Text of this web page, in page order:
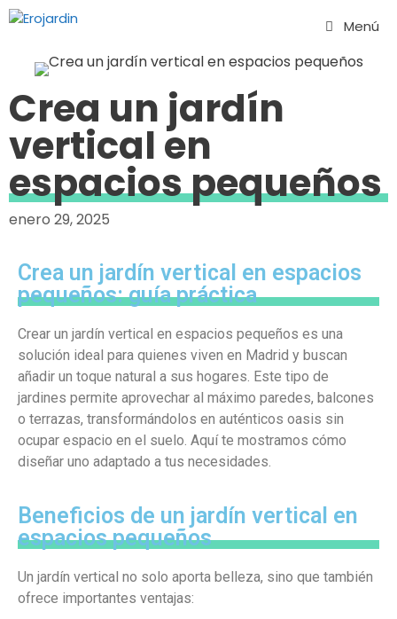
Menú
Crea un jardín
vertical en
espacios pequeños
enero 29, 2025
Crea un jardín vertical en espacios
pequeños: guía práctica
Crear un jardín vertical en espacios pequeños es una
solución ideal para quienes viven en Madrid y buscan
añadir un toque natural a sus hogares. Este tipo de
jardines permite aprovechar al máximo paredes, balcones
o terrazas, transformándolos en auténticos oasis sin
ocupar espacio en el suelo. Aquí te mostramos cómo
diseñar uno adaptado a tus necesidades.
Beneficios de un jardín vertical en
espacios pequeños
Un jardín vertical no solo aporta belleza, sino que también
ofrece importantes ventajas: